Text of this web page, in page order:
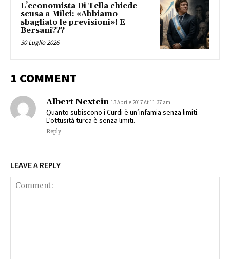
L’economista Di Tella chiede
scusa a Milei: «Abbiamo
sbagliato le previsioni»! E
Bersani???
30 Luglio 2026
1 COMMENT
Albert Nextein 13 Aprile 2017 At 11:37 am
Quanto subiscono i Curdi è un’infamia senza limiti.
L’ottusità turca è senza limiti.
Reply
LEAVE A REPLY